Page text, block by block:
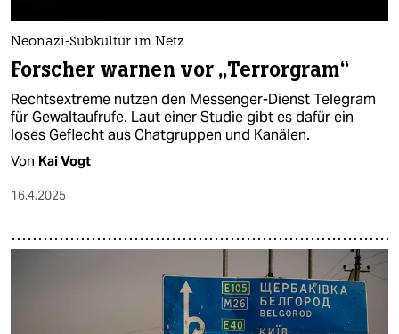
Neonazi-Subkultur im Netz
Forscher warnen vor „Terrorgram“
Rechtsextreme nutzen den Messenger-Dienst Telegram
für Gewaltaufrufe. Laut einer Studie gibt es dafür ein
loses Geflecht aus Chatgruppen und Kanälen.
Von Kai Vogt
16.4.2025